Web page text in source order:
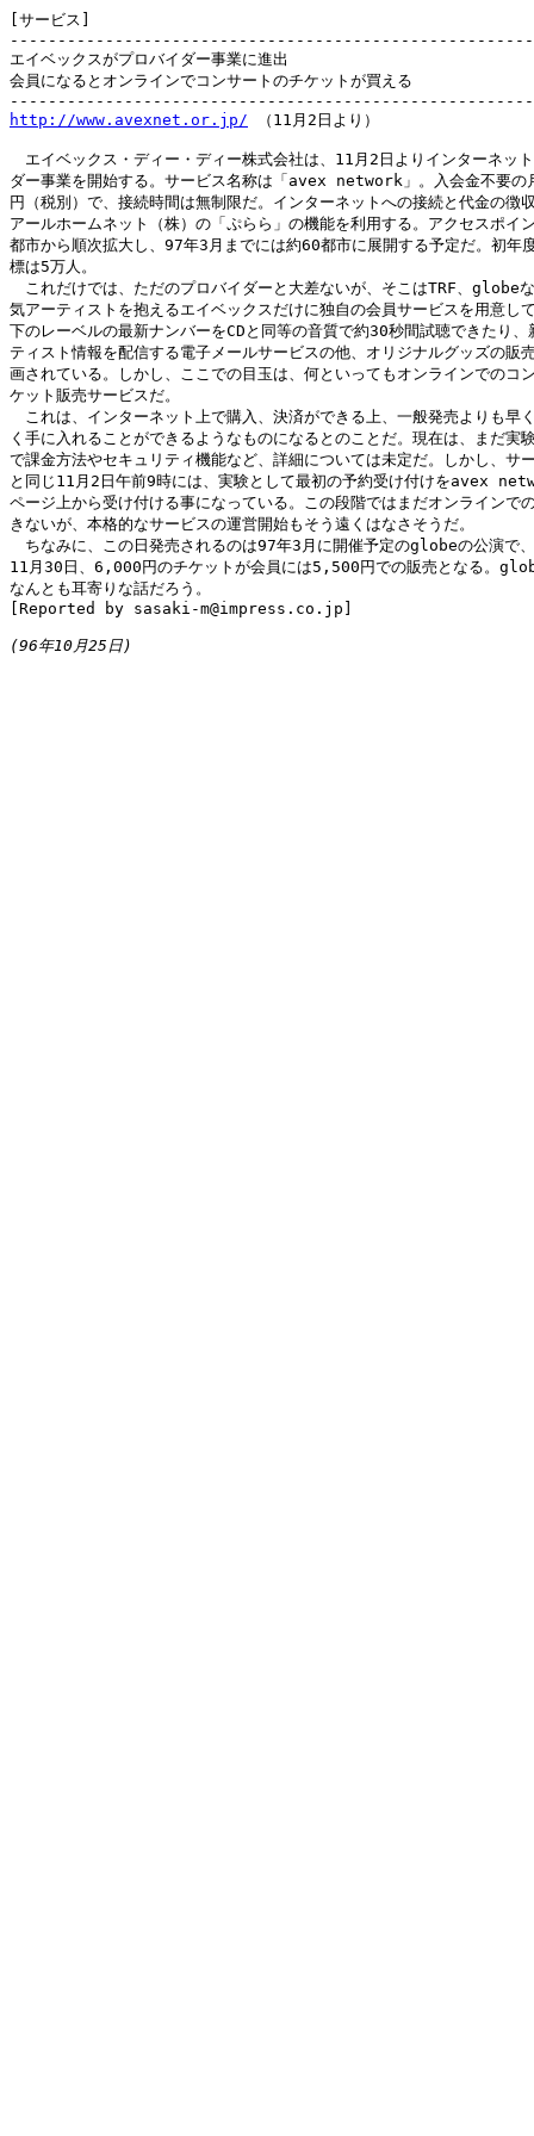
[サービス]
エイベックスがプロバイダー事業に進出
会員になるとオンラインでコンサートのチケットが買える
http://www.avexnet.or.jp/ （11月2日より）
エイベックス・ディー・ディー株式会社は、11月2日よりインターネッ
ダー事業を開始する。サービス名称は「avex network」。入会金不要
円（税別）で、接続時間は無制限だ。インターネットへの接続と代金の徴
アールホームネット（株）の「ぷらら」の機能を利用する。アクセスポイ
都市から順次拡大し、97年3月までには約60都市に展開する予定だ。初年
標は5万人。
これだけでは、ただのプロバイダーと大差ないが、そこはTRF、globe
気アーティストを抱えるエイベックスだけに独自の会員サービスを用意し
下のレーベルの最新ナンバーをCDと同等の音質で約30秒間試聴できたり、
ティスト情報を配信する電子メールサービスの他、オリジナルグッズの販
画されている。しかし、ここでの目玉は、何といってもオンラインでのコ
ケット販売サービスだ。
これは、インターネット上で購入、決済ができる上、一般発売よりも早
く手に入れることができるようなものになるとのことだ。現在は、まだ実
で課金方法やセキュリティ機能など、詳細については未定だ。しかし、サ
と同じ11月2日午前9時には、実験として最初の予約受け付けをavex
ページ上から受け付ける事になっている。この段階ではまだオンラインで
きないが、本格的なサービスの運営開始もそう遠くはなさそうだ。
ちなみに、この日発売されるのは97年3月に開催予定のglobeの公演で
11月30日、6,000円のチケットが会員には5,500円での販売となる。
なんとも耳寄りな話だろう。
[Reported by sasaki-m@impress.co.jp]
(96年10月25日)